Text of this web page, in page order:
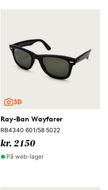
Ray-Ban Wayfarer
RB4340 601/58 5022
kr. 2150
På web-lager